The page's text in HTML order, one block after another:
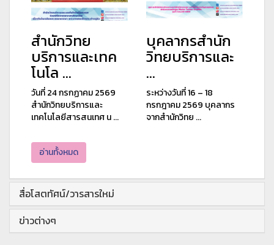
สำนักวิทย
บริการและเทค
โนโล ...
วันที่ 24 กรกฏาคม 2569
สำนักวิทยบริการและ
เทคโนโลยีสารสนเทศ น ...
บุคลากรสำนัก
วิทยบริการและ
...
ระหว่างวันที่ 16 – 18
กรกฎาคม 2569 บุคลากร
จากสำนักวิทย ...
อ่านทั้งหมด
สื่อโสตทัศน์/วารสารใหม่
ข่าวต่างๆ